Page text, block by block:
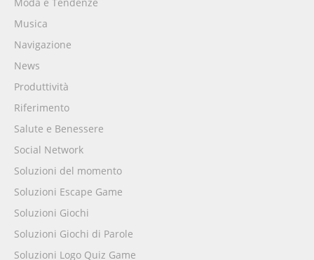
Musica
Navigazione
News
Produttività
Riferimento
Salute e Benessere
Social Network
Soluzioni del momento
Soluzioni Escape Game
Soluzioni Giochi
Soluzioni Giochi di Parole
Soluzioni Logo Quiz Game